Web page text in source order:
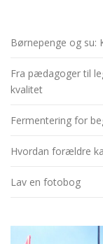
Børnepenge og su:
Fra pædagoger til
kvalitet
Fermentering for
Hvordan forældre
Lav en fotobog